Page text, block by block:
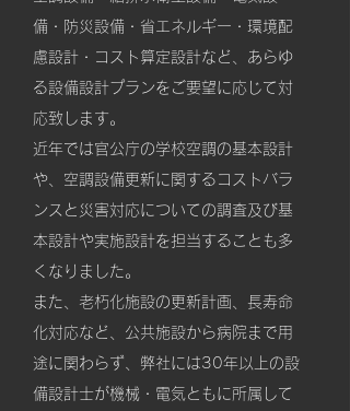
備・防災設備・省エネルギー・環境配
慮設計・コスト算定設計など、あらゆ
る設備設計プランをご要望に応じて対
応致します。
近年では官公庁の学校空調の基本設計
や、空調設備更新に関するコストバラ
ンスと災害対応についての調査及び基
本設計や実施設計を担当することも多
くなりました。
​また、老朽化施設の更新計画、長寿命
化対応など、公共施設から病院まで用
途に関わらず、弊社には30年以上の設
備設計士が機械・電気ともに所属して